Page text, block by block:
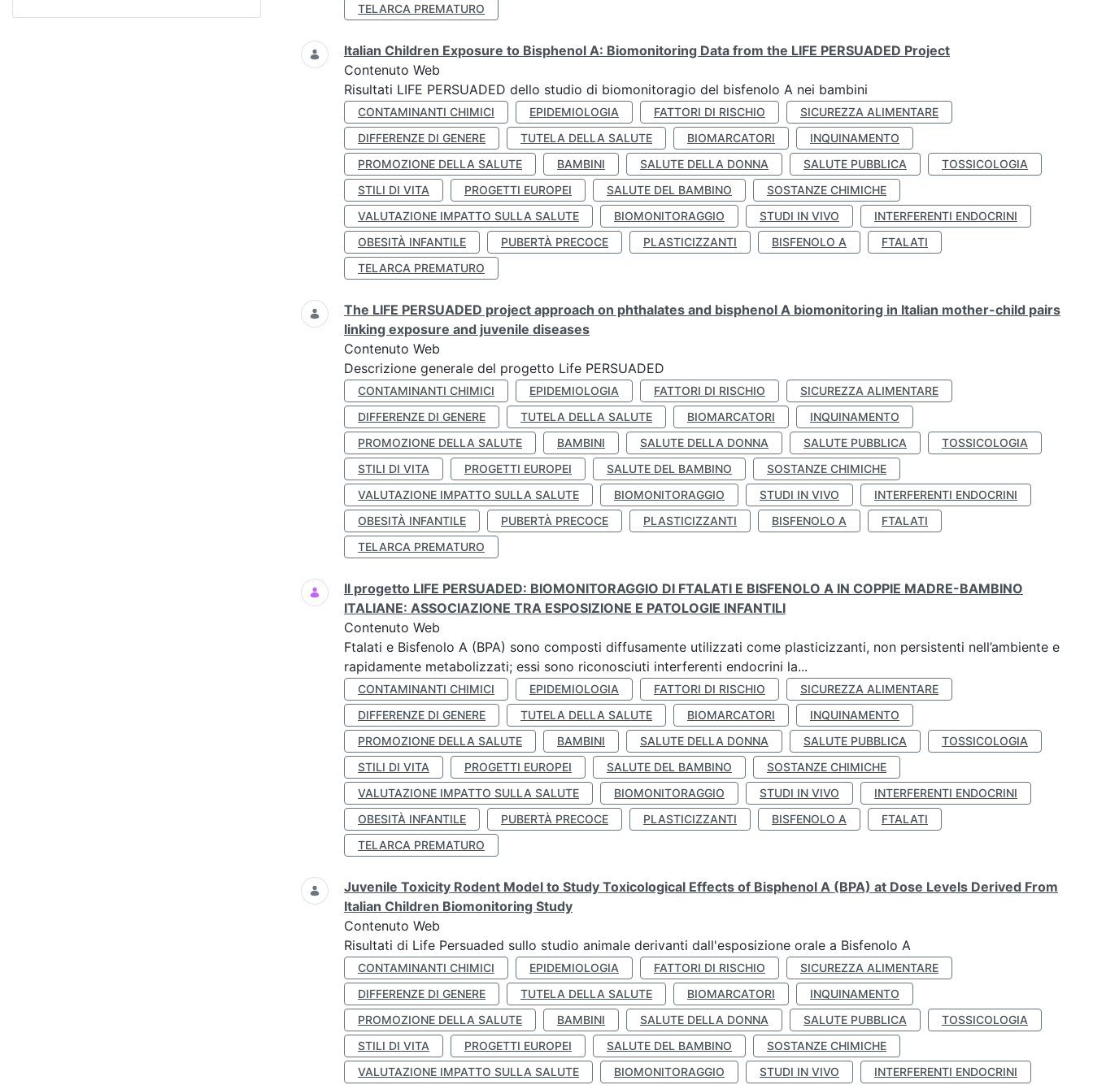
TELARCA PREMATURO
Italian Children Exposure to Bisphenol A: Biomonitoring Data from the LIFE PERSUADED Project
Contenuto Web
Risultati LIFE PERSUADED dello studio di biomonitoragio del bisfenolo A nei bambini
CONTAMINANTI CHIMICI EPIDEMIOLOGIA FATTORI DI RISCHIO
SICUREZZA ALIMENTARE
DIFFERENZE DI GENERE
TUTELA DELLA SALUTE BIOMARCATORI
INQUINAMENTO
PROMOZIONE DELLA SALUTE
BAMBINI SALUTE DELLA DONNA SALUTE PUBBLICA
TOSSICOLOGIA
STILI DI VITA
PROGETTI EUROPEI SALUTE DEL BAMBINO
SOSTANZE CHIMICHE
VALUTAZIONE IMPATTO SULLA SALUTE
BIOMONITORAGGIO STUDI IN VIVO
INTERFERENTI ENDOCRINI
OBESITÀ INFANTILE
PUBERTÀ PRECOCE PLASTICIZZANTI BISFENOLO A
FTALATI
TELARCA PREMATURO
The LIFE PERSUADED project approach on phthalates and bisphenol A biomonitoring in Italian mother-child pairs
linking exposure and juvenile diseases
Contenuto Web
Descrizione generale del progetto Life PERSUADED
CONTAMINANTI CHIMICI EPIDEMIOLOGIA FATTORI DI RISCHIO
SICUREZZA ALIMENTARE
DIFFERENZE DI GENERE
TUTELA DELLA SALUTE BIOMARCATORI
INQUINAMENTO
PROMOZIONE DELLA SALUTE
BAMBINI SALUTE DELLA DONNA SALUTE PUBBLICA
TOSSICOLOGIA
STILI DI VITA
PROGETTI EUROPEI SALUTE DEL BAMBINO
SOSTANZE CHIMICHE
VALUTAZIONE IMPATTO SULLA SALUTE
BIOMONITORAGGIO STUDI IN VIVO
INTERFERENTI ENDOCRINI
OBESITÀ INFANTILE
PUBERTÀ PRECOCE PLASTICIZZANTI BISFENOLO A
FTALATI
TELARCA PREMATURO
Il progetto LIFE PERSUADED: BIOMONITORAGGIO DI FTALATI E BISFENOLO A IN COPPIE MADRE-BAMBINO
ITALIANE: ASSOCIAZIONE TRA ESPOSIZIONE E PATOLOGIE INFANTILI
Contenuto Web
Ftalati e Bisfenolo A (BPA) sono composti diffusamente utilizzati come plasticizzanti, non persistenti nell’ambiente e
rapidamente metabolizzati; essi sono riconosciuti interferenti endocrini la...
CONTAMINANTI CHIMICI EPIDEMIOLOGIA FATTORI DI RISCHIO
SICUREZZA ALIMENTARE
DIFFERENZE DI GENERE
TUTELA DELLA SALUTE BIOMARCATORI
INQUINAMENTO
PROMOZIONE DELLA SALUTE
BAMBINI SALUTE DELLA DONNA SALUTE PUBBLICA
TOSSICOLOGIA
STILI DI VITA
PROGETTI EUROPEI SALUTE DEL BAMBINO
SOSTANZE CHIMICHE
VALUTAZIONE IMPATTO SULLA SALUTE
BIOMONITORAGGIO STUDI IN VIVO
INTERFERENTI ENDOCRINI
OBESITÀ INFANTILE
PUBERTÀ PRECOCE PLASTICIZZANTI BISFENOLO A
FTALATI
TELARCA PREMATURO
Juvenile Toxicity Rodent Model to Study Toxicological Effects of Bisphenol A (BPA) at Dose Levels Derived From
Italian Children Biomonitoring Study
Contenuto Web
Risultati di Life Persuaded sullo studio animale derivanti dall'esposizione orale a Bisfenolo A
CONTAMINANTI CHIMICI EPIDEMIOLOGIA FATTORI DI RISCHIO
SICUREZZA ALIMENTARE
DIFFERENZE DI GENERE
TUTELA DELLA SALUTE BIOMARCATORI
INQUINAMENTO
PROMOZIONE DELLA SALUTE
BAMBINI SALUTE DELLA DONNA SALUTE PUBBLICA
TOSSICOLOGIA
STILI DI VITA
PROGETTI EUROPEI SALUTE DEL BAMBINO
SOSTANZE CHIMICHE
VALUTAZIONE IMPATTO SULLA SALUTE
BIOMONITORAGGIO STUDI IN VIVO
INTERFERENTI ENDOCRINI